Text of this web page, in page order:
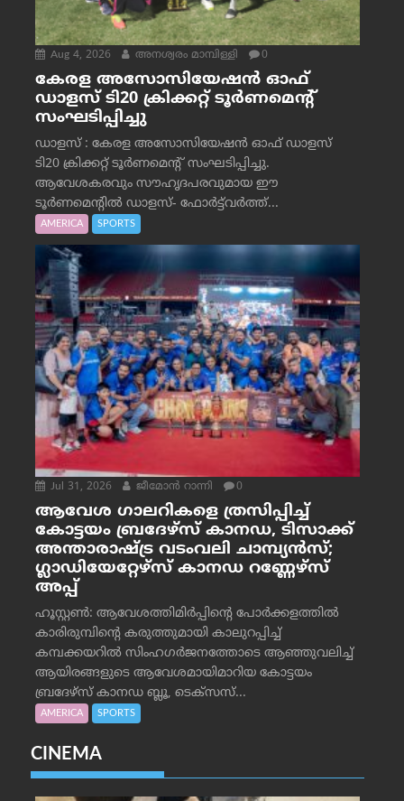
Aug 4, 2026 അനശ്വരം മാമ്പിള്ളി 0
കേരള അസോസിയേഷൻ ഓഫ്
ഡാളസ് ടി20 ക്രിക്കറ്റ് ടൂർണമെന്റ്
സംഘടിപ്പിച്ചു
ഡാളസ് : കേരള അസോസിയേഷൻ ഓഫ് ഡാളസ്
ടി20 ക്രിക്കറ്റ് ടൂർണമെന്റ് സംഘടിപ്പിച്ചു.
ആവേശകരവും സൗഹൃദപരവുമായ ഈ
ടൂർണമെന്റിൽ ഡാളസ്- ഫോർട്ട്‌വര്‍ത്ത്...
AMERICA SPORTS
Jul 31, 2026 ജീമോന്‍ റാന്നി 0
ആവേശ ഗാലറികളെ ത്രസിപ്പിച്ച്
കോട്ടയം ബ്രദേഴ്‌സ് കാനഡ, ടിസാക്ക്
അന്താരാഷ്ട്ര വടംവലി ചാമ്പ്യന്‍സ്;
ഗ്ലാഡിയേറ്റേഴ്‌സ് കാനഡ റണ്ണേഴ്‌സ്
അപ്പ്
ഹൂസ്റ്റണ്‍: ആവേശത്തിമിര്‍പ്പിന്റെ പോര്‍ക്കളത്തില്‍
കാരിരുമ്പിന്റെ കരുത്തുമായി കാലുറപ്പിച്ച്
കമ്പക്കയറില്‍ സിംഹഗര്‍ജനത്തോടെ ആഞ്ഞുവലിച്ച്
ആയിരങ്ങളുടെ ആവേശമായിമാറിയ കോട്ടയം
ബ്രദേഴ്‌സ് കാനഡ ബ്ലൂ, ടെക്‌സസ്...
AMERICA SPORTS
CINEMA